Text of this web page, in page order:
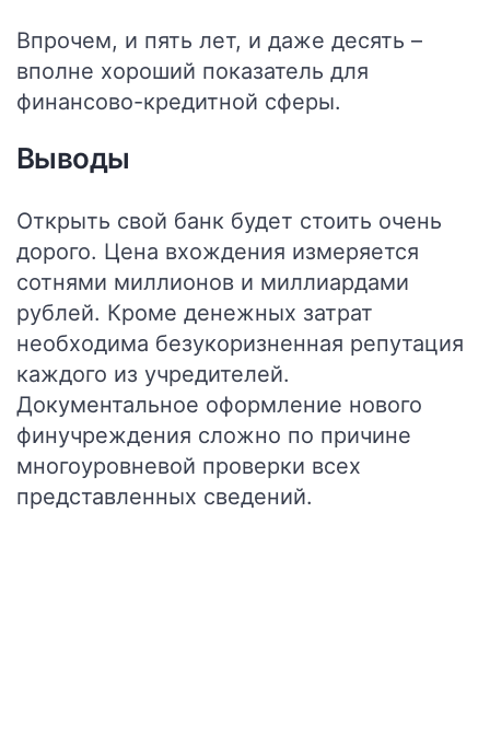
Впрочем, и пять лет, и даже десять –
вполне хороший показатель для
финансово-кредитной сферы.
Выводы
Открыть свой банк будет стоить очень
дорого. Цена вхождения измеряется
сотнями миллионов и миллиардами
рублей. Кроме денежных затрат
необходима безукоризненная репутация
каждого из учредителей.
Документальное оформление нового
финучреждения сложно по причине
многоуровневой проверки всех
представленных сведений.